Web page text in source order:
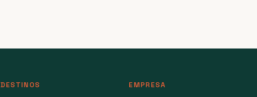
DESTINOS EMPRESA